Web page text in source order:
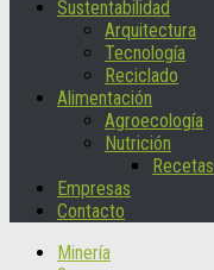
Sustentabilidad
Arquitectura
Tecnología
Reciclado
Alimentación
Agroecología
Nutrición
Recetas
Empresas
Contacto
Minería